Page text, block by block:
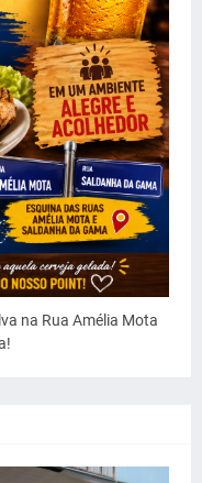
na Rua Amélia Mota